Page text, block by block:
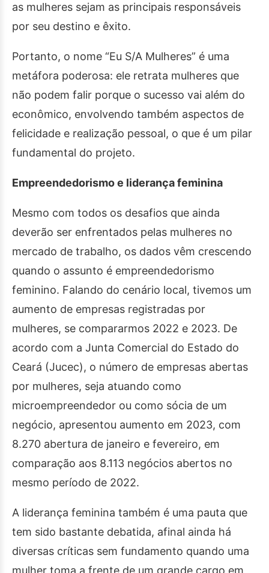
as mulheres sejam as principais responsáveis
por seu destino e êxito.
Portanto, o nome “Eu S/A Mulheres” é uma
metáfora poderosa: ele retrata mulheres que
não podem falir porque o sucesso vai além do
econômico, envolvendo também aspectos de
felicidade e realização pessoal, o que é um pilar
fundamental do projeto.
Empreendedorismo e liderança feminina
Mesmo com todos os desafios que ainda
deverão ser enfrentados pelas mulheres no
mercado de trabalho, os dados vêm crescendo
quando o assunto é empreendedorismo
feminino. Falando do cenário local, tivemos um
aumento de empresas registradas por
mulheres, se compararmos 2022 e 2023. De
acordo com a Junta Comercial do Estado do
Ceará (Jucec), o número de empresas abertas
por mulheres, seja atuando como
microempreendedor ou como sócia de um
negócio, apresentou aumento em 2023, com
8.270 abertura de janeiro e fevereiro, em
comparação aos 8.113 negócios abertos no
mesmo período de 2022.
A liderança feminina também é uma pauta que
tem sido bastante debatida, afinal ainda há
diversas críticas sem fundamento quando uma
mulher toma a frente de um grande cargo em